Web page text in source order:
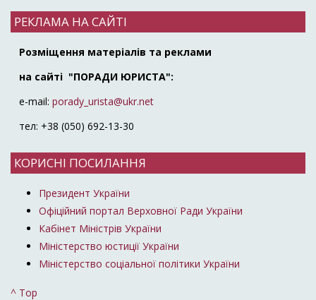
РЕКЛАМА НА САЙТІ
Розміщення матеріалів та реклами
на сайті "ПОРАДИ ЮРИСТА":
e-mail: porady_urista@ukr.net
тел: +38 (050) 692-13-30
КОРИСНІ ПОСИЛАННЯ
Президент України
Офіційний портал Верховної Ради України
Кабінет Міністрів України
Міністерство юстиції України
Міністерство соціальної політики України
^ Top